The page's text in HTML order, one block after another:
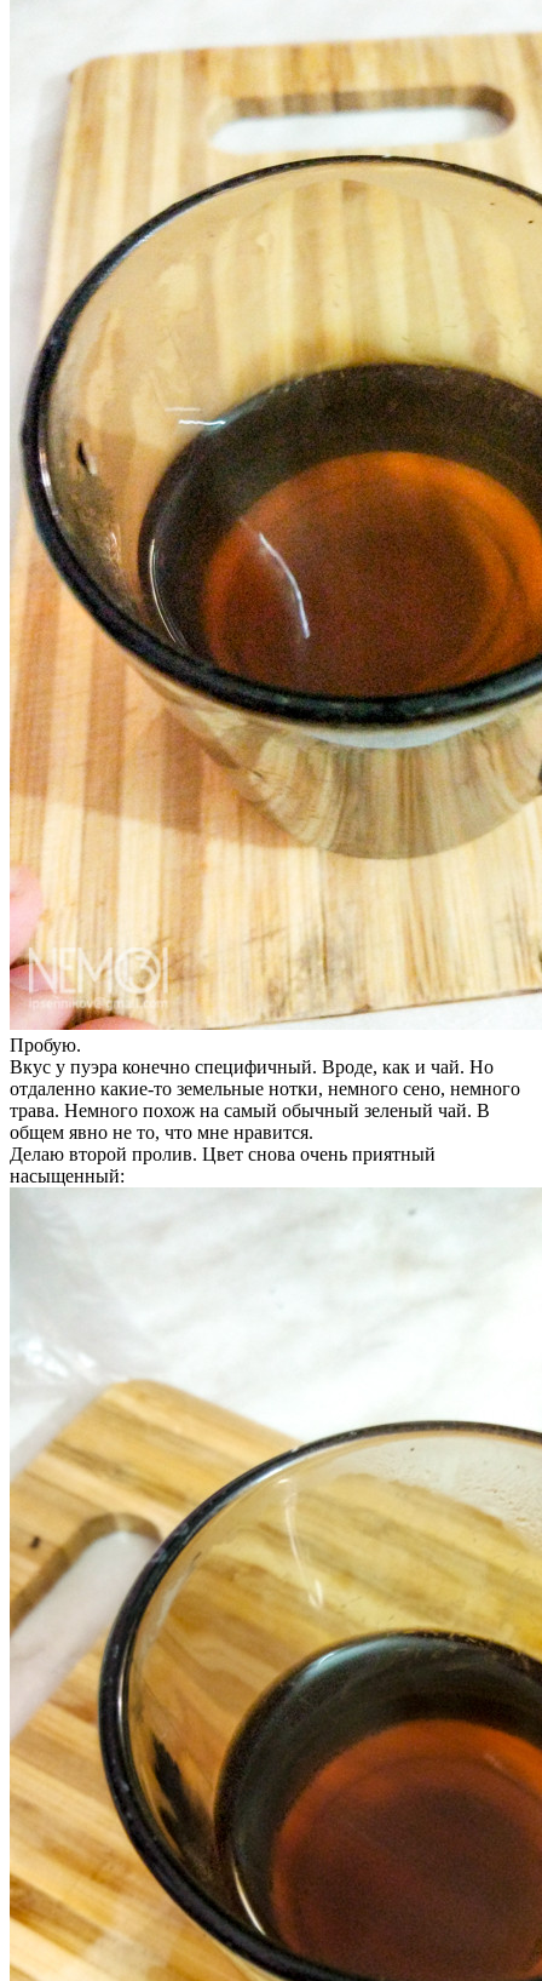
Пробую.
Вкус у пуэра конечно специфичный. Вроде, как и чай. Но
отдаленно какие-то земельные нотки, немного сено, немного
трава. Немного похож на самый обычный зеленый чай. В
общем явно не то, что мне нравится.
Делаю второй пролив. Цвет снова очень приятный
насыщенный: